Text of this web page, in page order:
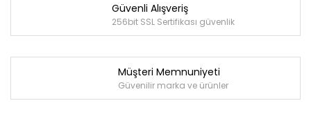
Güvenli Alışveriş
256bit SSL Sertifikası güvenlik
Müşteri Memnuniyeti
Güvenilir marka ve ürünler